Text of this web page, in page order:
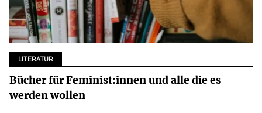
LITERATUR
Bücher für Feminist:innen und alle die es
werden wollen